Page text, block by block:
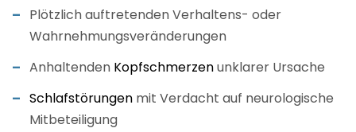
Plötzlich auftretenden Verhaltens- oder
Wahrnehmungsveränderungen
Anhaltenden Kopfschmerzenunklarer Ursache
Schlafstörungen mit Verdacht auf neurologische
Mitbeteiligung